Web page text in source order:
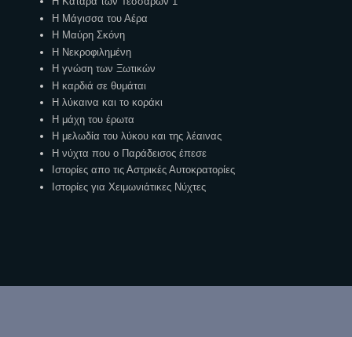
Η Μάγισσα του Αέρα
Η Μαύρη Σκόνη
Η Νεκροφιλημένη
Η γνώση των Ξωτικών
Η καρδιά σε θυμάται
Η λύκαινα και το κοράκι
Η μάχη του έρωτα
Η μελωδία του λύκου και της λέαινας
Η νύχτα που ο Παράδεισος έπεσε
Ιστορίες απο τις Αστρικές Αυτοκρατορίες
Ιστορίες για Χειμωνιάτικες Νύχτες